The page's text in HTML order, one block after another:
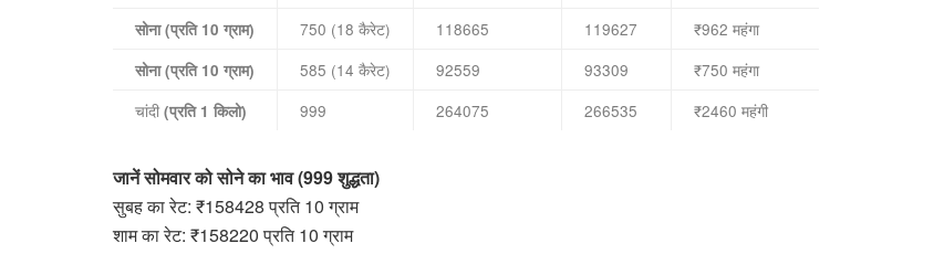
सोना (प्रति 10 ग्राम) 750 (18 कैरेट) 118665 119627 ₹962 महंगा
सोना (प्रति 10 ग्राम) 585 (14 कैरेट) 92559 93309
₹750 महंगा
चांदी (प्रति 1 किलो) 999 264075 266535 ₹2460 महंगी
जानें सोमवार को सोने का भाव (999 शुद्धता)
सुबह का रेट: ₹158428 प्रति 10 ग्राम
शाम का रेट: ₹158220 प्रति 10 ग्राम